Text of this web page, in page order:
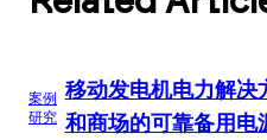
案例
研究
移动发电机电力解决
和商场的可靠备用电